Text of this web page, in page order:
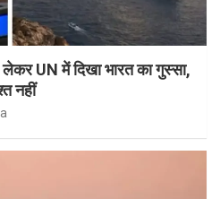
UN में दिखा भारत का गुस्सा,
नहीं